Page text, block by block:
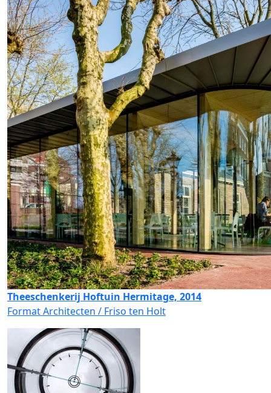
Theeschenkerij Hoftuin Hermitage, 2014
Format Architecten / Friso ten Holt